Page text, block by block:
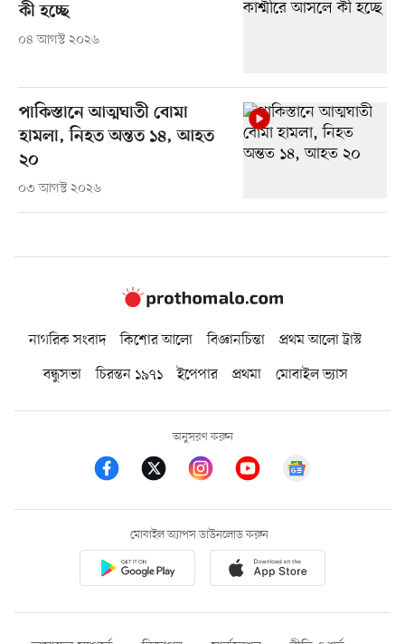
কী হচ্ছে
০৪ আগস্ট ২০২৬
পাকিস্তানে আত্মঘাতী বোমা
হামলা, নিহত অন্তত ১৪, আহত
২০
০৩ আগস্ট ২০২৬
নাগরিক সংবাদ কিশোর আলো বিজ্ঞানচিন্তা
প্রথম আলো ট্রাস্ট
বন্ধুসভা
চিরন্তন ১৯৭১ ইপেপার প্রথমা মোবাইল ভ্যাস
অনুসরণ করুন
মোবাইল অ্যাপস ডাউনলোড করুন